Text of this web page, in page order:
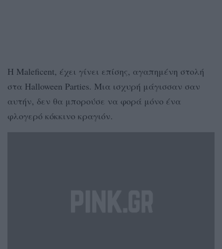
Η Maleficent, έχει γίνει επίσης, αγαπημένη στολή
στα Halloween Parties. Μια ισχυρή μάγισσαν σαν
αυτήν, δεν θα μπορούσε να φορά μόνο ένα
φλογερό κόκκινο κραγιόν.